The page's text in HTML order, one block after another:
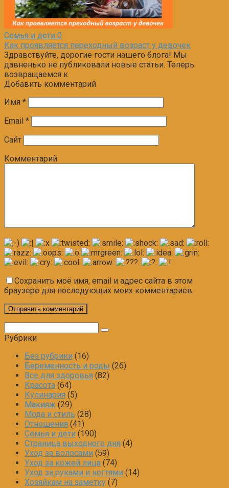
Семья и дети 0
Как проявляется переходный возраст у девочек
Здравствуйте, дорогие гости нашего блога! Мы
давненько не публиковали новые статьи. Теперь
возвращаемся к
Добавить комментарий
Имя *
Email *
Сайт
Комментарий
Сохранить моё имя, email и адрес сайта в этом
браузере для последующих моих комментариев.
Рубрики
Без рубрики (16)
Беременность и роды (26)
Все для здоровья (82)
Красота (64)
Кулинария (5)
Макияж (29)
Мода и стиль (28)
Отношения (41)
Семья и дети (190)
Страница выходного дня (4)
Уход за волосами (59)
Уход за кожей лица (74)
Уход за руками и ногтями (14)
Хозяйкам на заметку (7)